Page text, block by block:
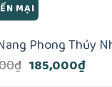
MẠI
Phong Thủy
₫ Giá
185,000₫Giá